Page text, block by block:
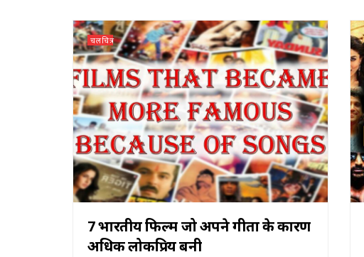
चलचित्र
7 भारतीय फिल्में जो अपने गीतों के कारण
अधिक लोकप्रिय बनी